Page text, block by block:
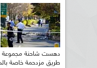
دهست شاحنة مجموعة
طريق مزدحمة خاصة